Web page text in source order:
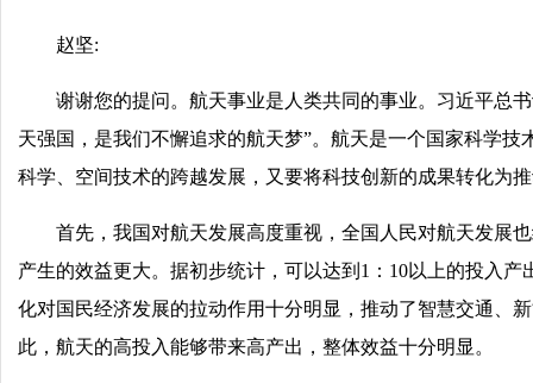
赵坚:
谢谢您的提问。航天事业是人类共同的事业。习近平总
天强国，是我们不懈追求的航天梦”。航天是一个国家科学
科学、空间技术的跨越发展，又要将科技创新的成果转化为
首先，我国对航天发展高度重视，全国人民对航天发展
产生的效益更大。据初步统计，可以达到1：10以上的投入
化对国民经济发展的拉动作用十分明显，推动了智慧交通、
此，航天的高投入能够带来高产出，整体效益十分明显。